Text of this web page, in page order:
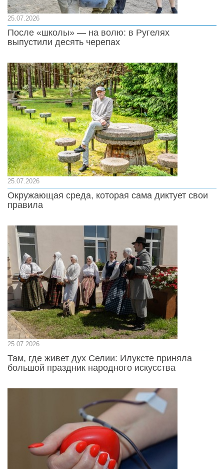
25.07.2026
После «школы» — на волю: в Ругелях
выпустили десять черепах
25.07.2026
Окружающая среда, которая сама диктует свои
правила
25.07.2026
Там, где живет дух Селии: Илуксте приняла
большой праздник народного искусства